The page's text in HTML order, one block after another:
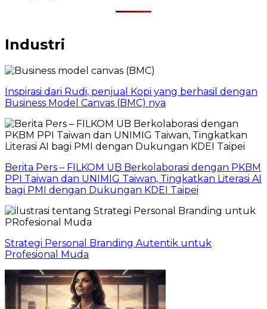
Industri
Inspirasi dari Rudi, penjual Kopi yang berhasil dengan
Business Model Canvas (BMC) nya
Berita Pers – FILKOM UB Berkolaborasi dengan PKBM
PPI Taiwan dan UNIMIG Taiwan, Tingkatkan Literasi AI
bagi PMI dengan Dukungan KDEI Taipei
Strategi Personal Branding Autentik untuk
Profesional Muda